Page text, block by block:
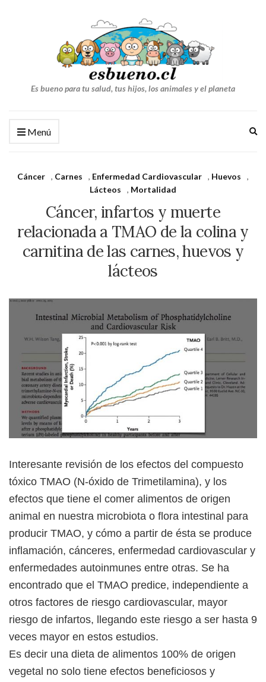
Es bueno para tu salud, tus hijos, los animales y el planeta
Menú
Cáncer , Carnes , Enfermedad Cardiovascular , Huevos
,
Lácteos
, Mortalidad
Cáncer, infartos y muerte
relacionada a TMAO de la colina y
carnitina de las carnes, huevos y
lácteos
Interesante revisión de los efectos del compuesto
tóxico TMAO (N-óxido de Trimetilamina), y los
efectos que tiene el comer alimentos de origen
animal en nuestra microbiota o flora intestinal para
producir TMAO, y cómo a partir de ésta se produce
inflamación, cánceres, enfermedad cardiovascular y
enfermedades autoinmunes entre otras. Se ha
encontrado que el TMAO predice, independiente a
otros factores de riesgo cardiovascular, mayor
riesgo de infartos, llegando este riesgo a ser hasta 9
veces mayor en estos estudios.
Es decir una dieta de alimentos 100% de origen
vegetal no solo tiene efectos beneficiosos y